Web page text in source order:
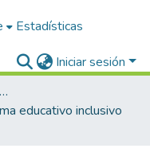
Estadísticas
Iniciar sesión
Derechos de las personas con discapacidad
educativo inclusivo